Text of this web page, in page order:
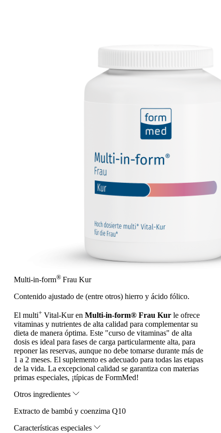
Multi-in-form® Frau Kur
Contenido ajustado de (entre otros) hierro y ácido fólico.
El multi+ Vital-Kur en Multi-in-form® Frau Kur le ofrece
vitaminas y nutrientes de alta calidad para complementar su
dieta de manera óptima. Este "curso de vitaminas" de alta
dosis es ideal para fases de carga particularmente alta, para
reponer las reservas, aunque no debe tomarse durante más de
1 a 2 meses. El suplemento es adecuado para todas las etapas
de la vida. La excepcional calidad se garantiza con materias
primas especiales, ¡típicas de FormMed!
Otros ingredientes
Extracto de bambú y coenzima Q10
Características especiales